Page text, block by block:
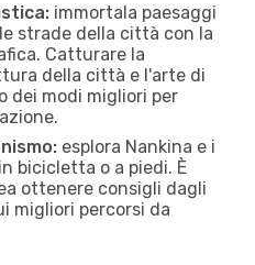
immortala paesaggi
strade della città con la
Catturare la
della città e l'arte di
dei modi migliori per
esplora Nankina e i
bicicletta o a piedi. È
ottenere consigli dagli
migliori percorsi da